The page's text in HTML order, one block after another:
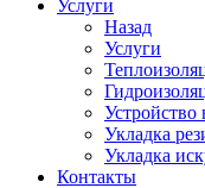
Услуги
Назад
Услуги
Укладка
Укладка
Контакты